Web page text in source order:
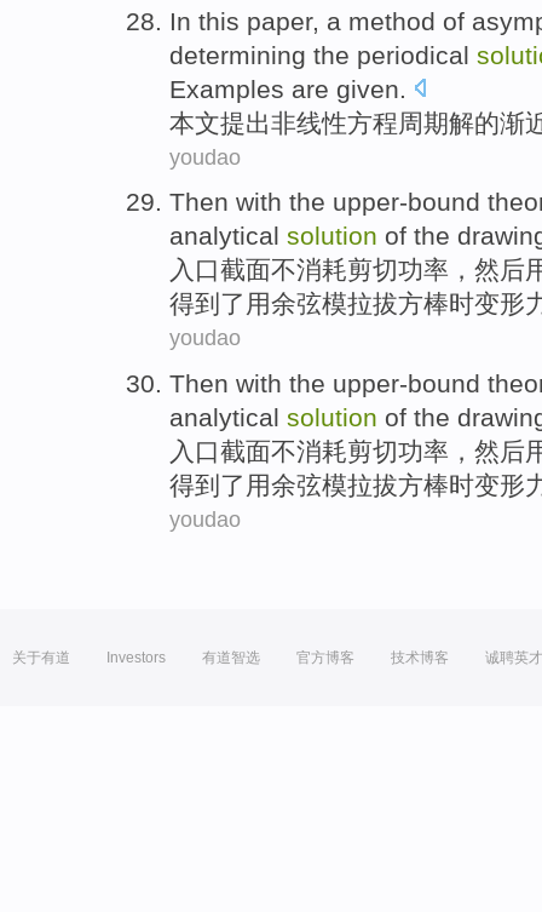
In this paper, a method of
determining the periodical
Examples are given.
本文提出非线性方程周期解的渐
youdao
Then with the upper-bound
analytical solution of the
入口截面不消耗剪切功率， 然后
得到了用余弦模拉拔方棒时变形
youdao
Then with the upper-bound
analytical solution of the
入口截面不消耗剪切功率， 然后
得到了用余弦模拉拔方棒时变形
youdao
关于有道 Investors 有道智选 官方博客 技术博客 诚聘英才